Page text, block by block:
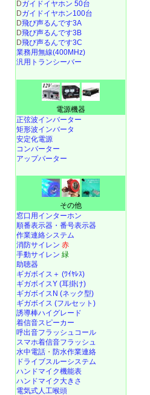
Dガイドイヤホン 50台
Dガイドイヤホン100台
D飛び声るんです3A
D飛び声るんです3B
D飛び声るんです3C
業務用無線(400MHz)
汎用トランシーバー
電源機器
正弦波インバーター
矩形波インバータ
安定化電源
コンバーター
アップバーター
その他
窓口用インターホン
順番表示器・番号表示器
作業連絡システム
消防サイレン 赤
手動サイレン 緑
助聴器
ギガボイス＋ (ﾜｲﾔﾚｽ)
ギガボイスY (耳掛け)
ギガボイスN (ネック型)
ギガボイス (フルセット)
誘導棒ハイグレード
着信音スピーカー
呼出音フラッシュコール
スマホ着信音フラッシュ
水中電話 ・ 防水作業連絡
ドライブスルーシステム
ハンドマイク機能表
ハンドマイク大きさ
電気式人工喉頭